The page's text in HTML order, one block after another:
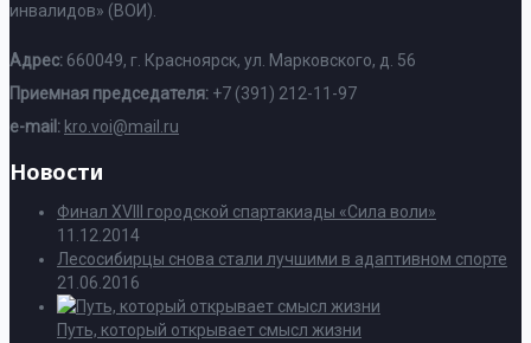
инвалидов» (ВОИ).
Адрес: 660049, г. Красноярск, ул. Марковского, д. 56
Приемная председателя: +7 (391) 212-11-97
e-mail: kro.voi@mail.ru
Новости
Финал XVIII городской спартакиады «Сила воли»
11.12.2014
Лесосибирцы снова стали лучшими в адаптивном спорте
21.06.2016
Путь, который открывает смысл жизни